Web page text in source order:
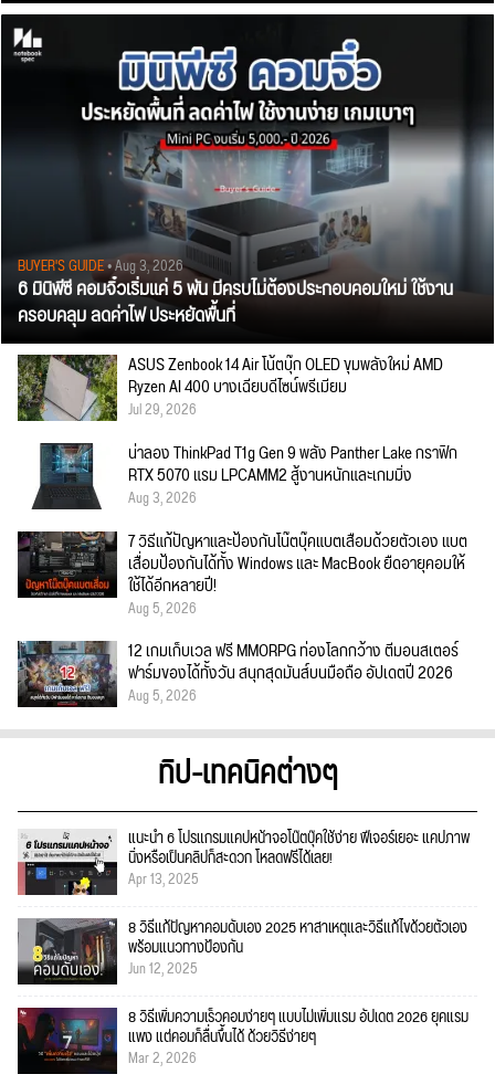
BUYER'S GUIDE• Aug 3, 2026
6 มินิพีซี คอมจิ๋วเริ่มแค่ 5 พัน มีครบไม่ต้องประกอบคอมใหม่ ใช้งาน
ครอบคลุม ลดค่าไฟ ประหยัดพื้นที่
ASUS Zenbook 14 Air โน้ตบุ๊ก OLED ขุมพลังใหม่ AMD
Ryzen AI 400 บางเฉียบดีไซน์พรีเมียม
Jul 29, 2026
น่าลอง ThinkPad T1g Gen 9 พลัง Panther Lake กราฟิก
RTX 5070 แรม LPCAMM2 สู้งานหนักและเกมมิ่ง
Aug 3, 2026
7 วิธีแก้ปัญหาและป้องกันโน๊ตบุ๊คแบตเสื่อมด้วยตัวเอง แบต
เสื่อมป้องกันได้ทั้ง Windows และ MacBook ยืดอายุคอมให้
ใช้ได้อีกหลายปี!
Aug 5, 2026
12 เกมเก็บเวล ฟรี MMORPG ท่องโลกกว้าง ตีมอนสเตอร์
ฟาร์มของได้ทั้งวัน สนุกสุดมันส์บนมือถือ อัปเดตปี 2026
Aug 5, 2026
ทิป-เทคนิคต่างๆ
แนะนำ 6 โปรแกรมแคปหน้าจอโน๊ตบุ๊คใช้ง่าย ฟีเจอร์เยอะ แคปภาพ
นิ่งหรือเป็นคลิปก็สะดวก โหลดฟรีได้เลย!
Apr 13, 2025
8 วิธีแก้ปัญหาคอมดับเอง 2025 หาสาเหตุและวิธีแก้ไขด้วยตัวเอง
พร้อมแนวทางป้องกัน
Jun 12, 2025
8 วิธีเพิ่มความเร็วคอมง่ายๆ แบบไม่เพิ่มแรม อัปเดต 2026 ยุคแรม
แพง แต่คอมก็ลื่นขึ้นได้ ด้วยวิธีง่ายๆ
Mar 2, 2026